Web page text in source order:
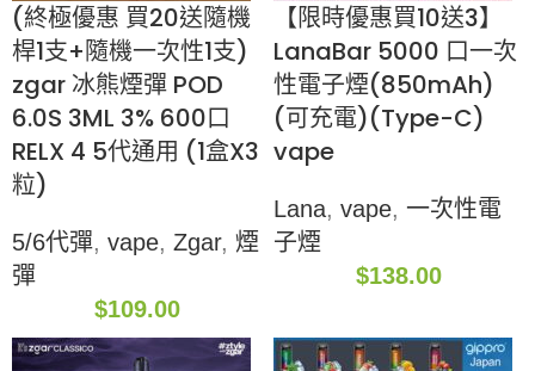
(終極優惠 買20送隨機
桿1支+隨機一次性1支)
zgar 冰熊煙彈 POD
6.0S 3ML 3% 600口
RELX 4 5代通用 (1盒X3
粒)
5/6代彈, vape, Zgar, 煙
彈
$109.00
【限時優惠買10送3】
LanaBar 5000 口一次
性電子煙(850mAh)
(可充電)(Type-C)
vape
Lana, vape, 一次性電
子煙
$138.00